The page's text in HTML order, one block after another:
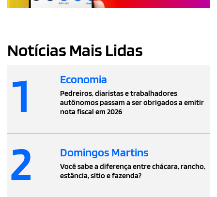
Notícias Mais Lidas
1 Economia
Pedreiros, diaristas e trabalhadores
autônomos passam a ser obrigados a emitir
nota fiscal em 2026
2 Domingos Martins
Você sabe a diferença entre chácara, rancho,
estância, sítio e fazenda?